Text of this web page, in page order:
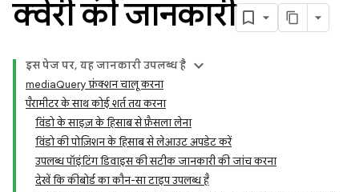
क्वेरी की जानकारी
इस पेज पर, यह जानकारी उपलब्ध है
mediaQuery फ़ंक्शन चालू करना
पैरामीटर के साथ कोई शर्त तय करना
विंडो के साइज़ के हिसाब से फ़ैसला लेना
विंडो की पोज़िशन के हिसाब से लेआउट अपडेट करें
उपलब्ध पॉइंटिंग डिवाइस की सटीक जानकारी की जांच करना
देखें कि कीबोर्ड का कौन-सा टाइप उपलब्ध है